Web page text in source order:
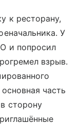
к ресторану,
У
и попросил
взрыв.
часть
сторону